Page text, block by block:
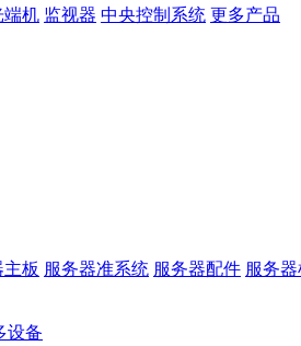
端机 监视器 中央控制系统 更多产品
主板 服务器准系统 服务器配件 服务
设备